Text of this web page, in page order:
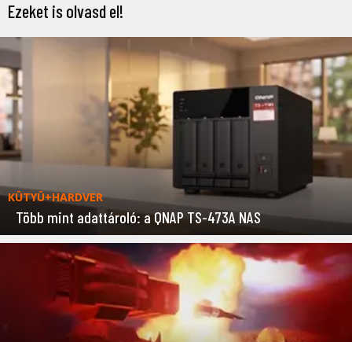
Ezeket is olvasd el!
KÜTYÜ+HARDVER
Több mint adattároló: a QNAP TS-473A NAS